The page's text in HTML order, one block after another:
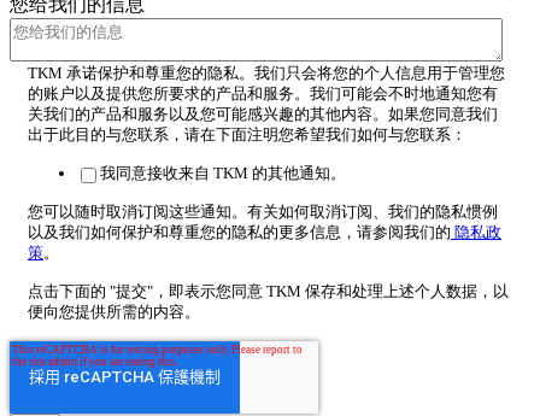
TKM 承诺保护和尊重您的隐私。我们只会将您的个人信息用于管理您
的账户以及提供您所要求的产品和服务。我们可能会不时地通知您有
关我们的产品和服务以及您可能感兴趣的其他内容。如果您同意我们
出于此目的与您联系，请在下面注明您希望我们如何与您联系：
我同意接收来自 TKM 的其他通知。
您可以随时取消订阅这些通知。有关如何取消订阅、我们的隐私惯例
以及我们如何保护和尊重您的隐私的更多信息，请参阅我们的 隐私政
策。
点击下面的 "提交"，即表示您同意 TKM 保存和处理上述个人数据，以
便向您提供所需的内容。